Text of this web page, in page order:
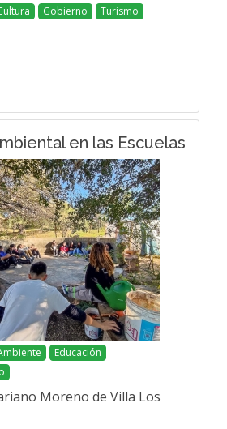
Gobierno
Turismo
en las Escuelas
Educación
Moreno de Villa Los